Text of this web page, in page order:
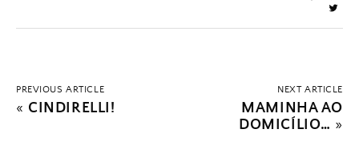
PREVIOUS ARTICLE
« CINDIRELLI!
NEXT ARTICLE
MAMINHA AO
DOMICÍLIO… »